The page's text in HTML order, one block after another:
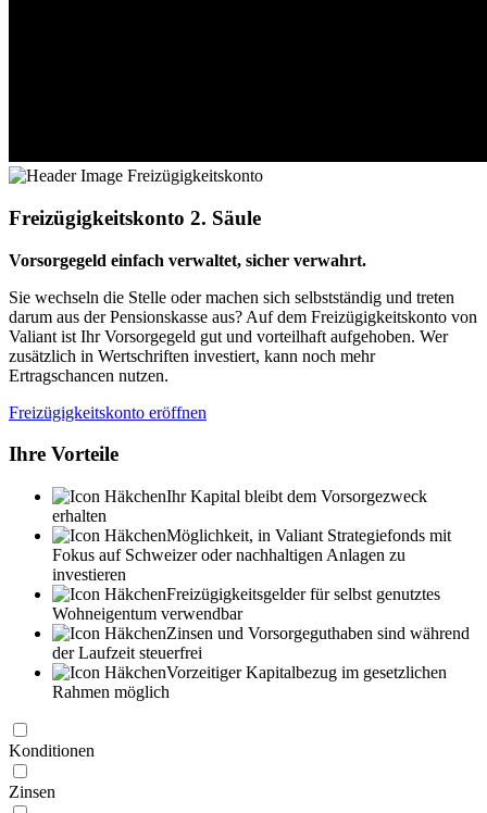
Freizügigkeitskonto 2. Säule
Vorsorgegeld einfach verwaltet, sicher verwahrt.
Sie wechseln die Stelle oder machen sich selbstständig und treten
darum aus der Pensionskasse aus? Auf dem Freizügigkeitskonto von
Valiant ist Ihr Vorsorgegeld gut und vorteilhaft aufgehoben. Wer
zusätzlich in Wertschriften investiert, kann noch mehr
Ertragschancen nutzen.
Freizügigkeitskonto eröffnen
Ihre Vorteile
Ihr Kapital bleibt dem Vorsorgezweck
erhalten
Möglichkeit, in Valiant Strategiefonds mit
Fokus auf Schweizer oder nachhaltigen Anlagen zu
investieren
Freizügigkeitsgelder für selbst genutztes
Wohneigentum verwendbar
Zinsen und Vorsorgeguthaben sind während
der Laufzeit steuerfrei
Vorzeitiger Kapitalbezug im gesetzlichen
Rahmen möglich
Konditionen
Zinsen